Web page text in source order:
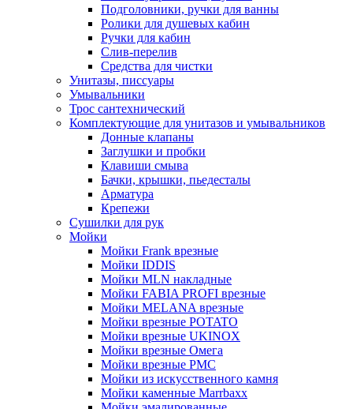
Подголовники, ручки для ванны
Ролики для душевых кабин
Ручки для кабин
Слив-перелив
Средства для чистки
Унитазы, писсуары
Умывальники
Трос сантехнический
Комплектующие для унитазов и умывальников
Донные клапаны
Заглушки и пробки
Клавиши смыва
Бачки, крышки, пьедесталы
Арматура
Крепежи
Сушилки для рук
Мойки
Мойки Frank врезные
Мойки IDDIS
Мойки MLN накладные
Мойки FABIA PROFI врезные
Мойки MELANA врезные
Мойки врезные POTATO
Мойки врезные UKINOX
Мойки врезные Омега
Мойки врезные РМС
Мойки из искусственного камня
Мойки каменные Marrbaxx